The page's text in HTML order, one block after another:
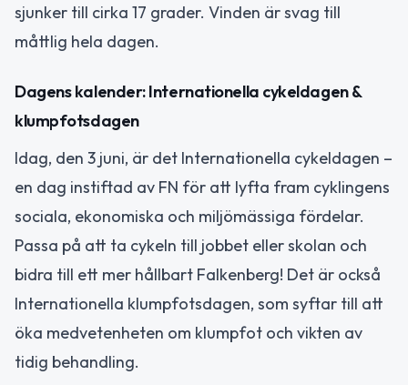
sjunker till cirka 17 grader. Vinden är svag till
måttlig hela dagen.
Dagens kalender: Internationella cykeldagen &
klumpfotsdagen
Idag, den 3 juni, är det Internationella cykeldagen –
en dag instiftad av FN för att lyfta fram cyklingens
sociala, ekonomiska och miljömässiga fördelar.
Passa på att ta cykeln till jobbet eller skolan och
bidra till ett mer hållbart Falkenberg! Det är också
Internationella klumpfotsdagen, som syftar till att
öka medvetenheten om klumpfot och vikten av
tidig behandling.